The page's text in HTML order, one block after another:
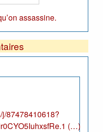
assassine.
j/87478410618?
(…)